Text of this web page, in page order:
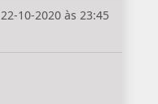
22-10-2020 às 23:45